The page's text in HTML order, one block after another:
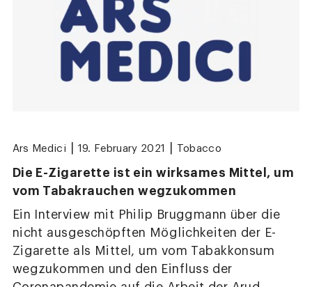
Ars Medici 19. February 2021 Tobacco
Die E-Zigarette ist ein wirksames Mittel, um
vom Tabakrauchen wegzukommen
Ein Interview mit Philip Bruggmann über die
nicht ausgeschöpften Möglichkeiten der E-
Zigarette als Mittel, um vom Tabakkonsum
wegzukommen und den Einfluss der